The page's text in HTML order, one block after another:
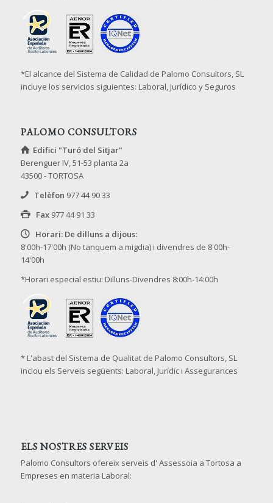
*El alcance del Sistema de Calidad de Palomo Consultors, SL
incluye los servicios siguientes: Laboral, Jurídico y Seguros
PALOMO CONSULTORS
Edifici "Turó del Sitjar"
Berenguer IV, 51-53 planta 2a
43500 - TORTOSA
Telèfon 977 44 90 33
Fax 977 44 91 33
Horari: De dilluns a dijous:
8'00h-17'00h (No tanquem a migdia) i divendres de 8'00h-
14'00h
*Horari especial estiu: Dilluns-Divendres 8:00h-14:00h
* L'abast del Sistema de Qualitat de Palomo Consultors, SL
inclou els Serveis següents: Laboral, Jurídic i Assegurances
ELS NOSTRES SERVEIS
Palomo Consultors ofereix serveis d' Assessoia a Tortosa a
Empreses en materia Laboral: